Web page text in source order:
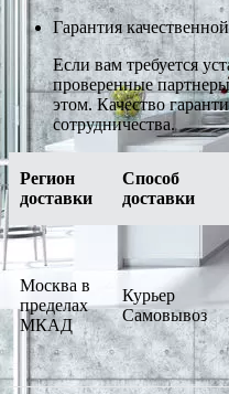
Гарантия
Если вам требуется
проверенные
этом. Качество
сотрудничества.
Регион
доставки
Способ
доставки
Москва в
пределах
МКАД
Курьер
Самовывоз